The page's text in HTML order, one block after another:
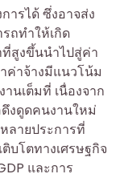
รได้ ซึ่งอาจส่ง
ถทำให้เกิด
ที่สูงขึ้นนำไปสู่ค่า
ค่าจ้างมีแนวโน้ม
นเต็มที่ เนื่องจาก
ดึงดูดคนงานใหม่
ลายประการที่
บโตทางเศรษฐกิจ
และการ